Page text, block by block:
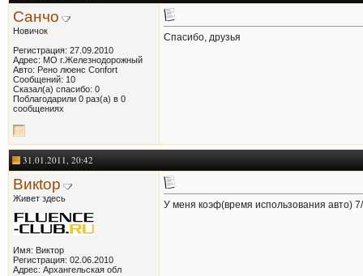
Санчо
Новичок
Регистрация: 27.09.2010
Адрес: МО г.Железнодорожный
Авто: Рено люенс Confort
Сообщений: 10
Сказал(а) спасибо: 0
Поблагодарили 0 раз(а) в 0
сообщениях
Спасибо, друзья
31.01.2011, 20:42
Викtор
Живет здесь
Имя: Виктор
Регистрация: 02.06.2010
Адрес: Архангельская обл
У меня коэф(время использования авто)